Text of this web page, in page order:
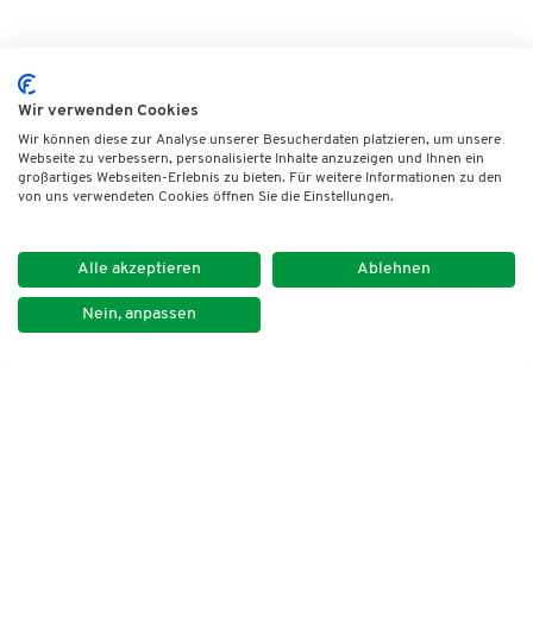
Wir verwenden Cookies
Wir können diese zur Analyse unserer Besucherdaten platzieren, um unsere
Webseite zu verbessern, personalisierte Inhalte anzuzeigen und Ihnen ein
großartiges Webseiten-Erlebnis zu bieten. Für weitere Informationen zu den
von uns verwendeten Cookies öffnen Sie die Einstellungen.
Alle akzeptieren Ablehnen
Nein, anpassen